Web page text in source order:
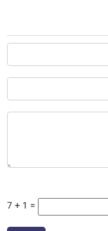
7 + 1 =